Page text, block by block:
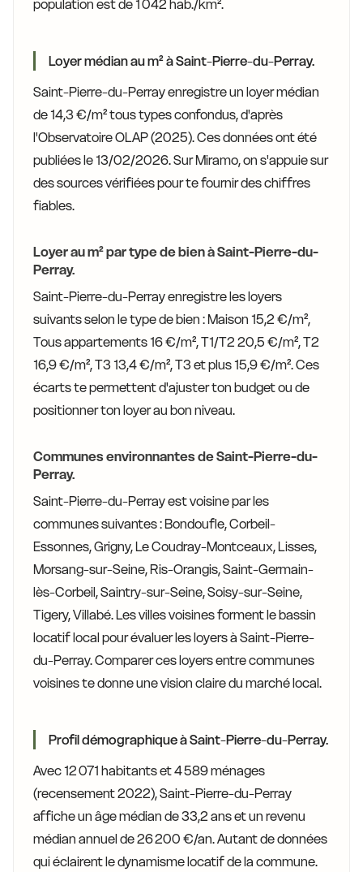
population est de 1 042 hab./km².
Loyer médian au m² à Saint-Pierre-du-Perray.
Saint-Pierre-du-Perray enregistre un loyer médian
de 14,3 €/m² tous types confondus, d'après
l'Observatoire OLAP (2025). Ces données ont été
publiées le 13/02/2026. Sur Miramo, on s'appuie sur
des sources vérifiées pour te fournir des chiffres
fiables.
Loyer au m² par type de bien à Saint-Pierre-du-
Perray.
Saint-Pierre-du-Perray enregistre les loyers
suivants selon le type de bien : Maison 15,2 €/m²,
Tous appartements 16 €/m², T1/T2 20,5 €/m², T2
16,9 €/m², T3 13,4 €/m², T3 et plus 15,9 €/m². Ces
écarts te permettent d'ajuster ton budget ou de
positionner ton loyer au bon niveau.
Communes environnantes de Saint-Pierre-du-
Perray.
Saint-Pierre-du-Perray est voisine par les
communes suivantes : Bondoufle, Corbeil-
Essonnes, Grigny, Le Coudray-Montceaux, Lisses,
Morsang-sur-Seine, Ris-Orangis, Saint-Germain-
lès-Corbeil, Saintry-sur-Seine, Soisy-sur-Seine,
Tigery, Villabé. Les villes voisines forment le bassin
locatif local pour évaluer les loyers à Saint-Pierre-
du-Perray. Comparer ces loyers entre communes
voisines te donne une vision claire du marché local.
Profil démographique à Saint-Pierre-du-Perray.
Avec 12 071 habitants et 4 589 ménages
(recensement 2022), Saint-Pierre-du-Perray
affiche un âge médian de 33,2 ans et un revenu
médian annuel de 26 200 €/an. Autant de données
qui éclairent le dynamisme locatif de la commune.